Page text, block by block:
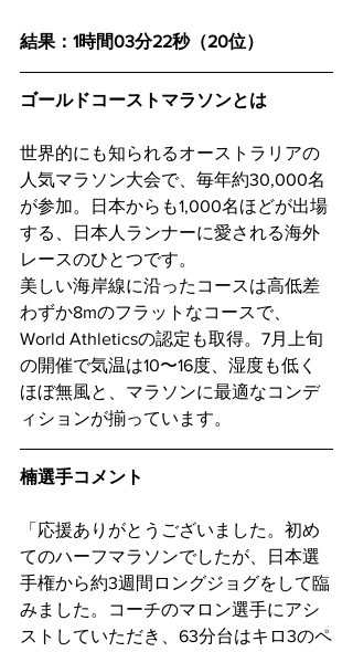
結果：1時間03分22秒（20位）
ゴールドコーストマラソンとは
世界的にも知られるオーストラリアの
人気マラソン大会で、毎年約30,000名
が参加。日本からも1,000名ほどが出場
する、日本人ランナーに愛される海外
レースのひとつです。
美しい海岸線に沿ったコースは高低差
わずか8mのフラットなコースで、
World Athleticsの認定も取得。7月上旬
の開催で気温は10〜16度、湿度も低く
ほぼ無風と、マラソンに最適なコンデ
ィションが揃っています。
楠選手コメント
「応援ありがとうございました。初め
てのハーフマラソンでしたが、日本選
手権から約3週間ロングジョグをして臨
みました。コーチのマロン選手にアシ
ストしていただき、63分台はキロ3のペ